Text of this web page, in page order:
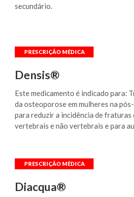
secundário.
Densis®
Este medicamento é indicado para:
da osteoporose em mulheres na
para reduzir a incidência de fraturas
vertebrais e não vertebrais e para
pós-menopausa; Prevenção de
após fratura de quadril em homens e
densidade óssea em homens com
Diacqua®